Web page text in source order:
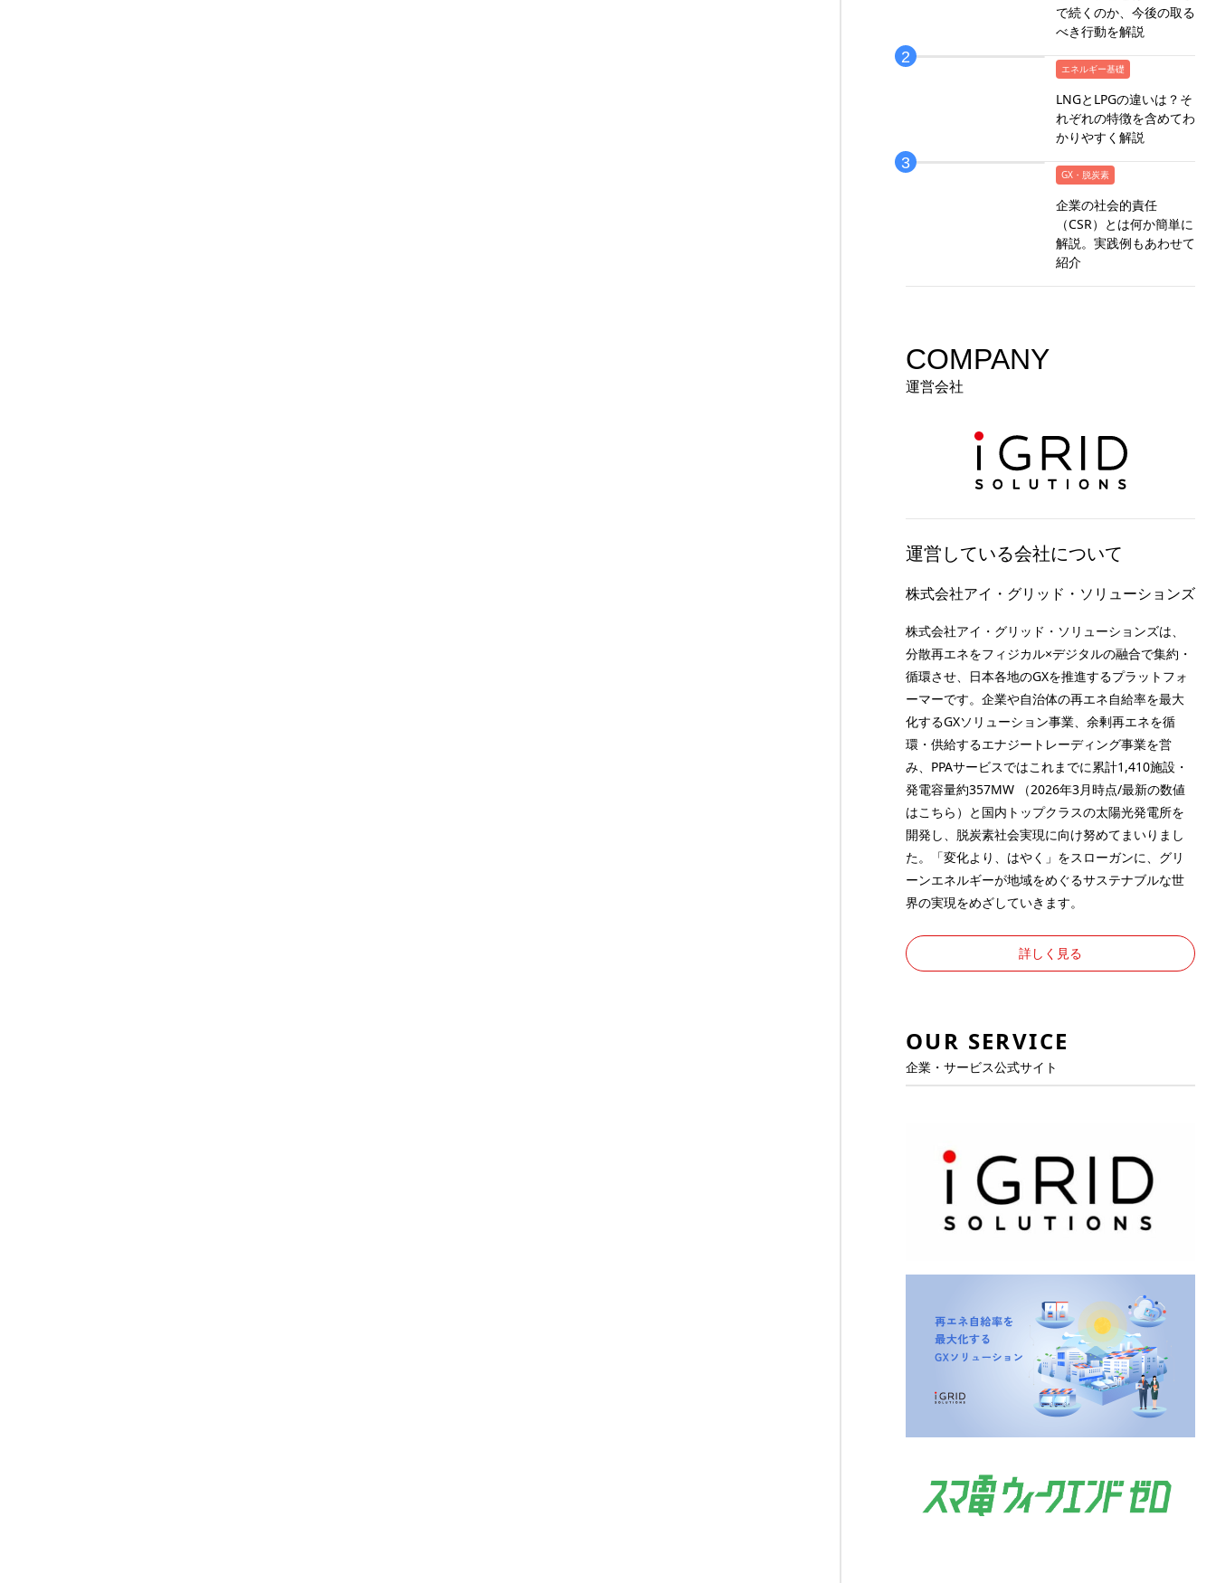
で続くのか、今後の取る
べき行動を解説
エネルギー基礎
LNGとLPGの違いは？そ
れぞれの特徴を含めてわ
かりやすく解説
GX・脱炭素
企業の社会的責任
（CSR）とは何か簡単に
解説。実践例もあわせて
紹介
COMPANY
運営会社
運営している会社について
株式会社アイ・グリッド・ソリューションズ
株式会社アイ・グリッド・ソリューションズは、
分散再エネをフィジカル×デジタルの融合で集約・
循環させ、日本各地のGXを推進するプラットフォ
ーマーです。企業や自治体の再エネ自給率を最大
化するGXソリューション事業、余剰再エネを循
環・供給するエナジートレーディング事業を営
み、PPAサービスではこれまでに累計1,410施設・
発電容量約357MW （2026年3月時点/最新の数値
はこちら ）と国内トップクラスの太陽光発電所を
開発し、脱炭素社会実現に向け努めてまいりまし
た。「変化より、はやく」をスローガンに、グリ
ーンエネルギーが地域をめぐるサステナブルな世
界の実現をめざしていきます。
詳しく見る
OUR SERVICE
企業・サービス公式サイト